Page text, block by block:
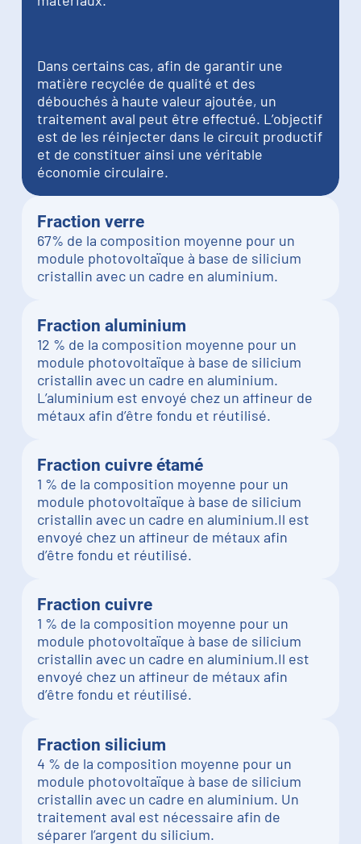
Dans certains cas, afin de garantir une
matière recyclée de qualité et des
débouchés à haute valeur ajoutée, un
traitement aval peut être effectué. L’objectif
est de les réinjecter dans le circuit productif
et de constituer ainsi une véritable
économie circulaire.
Fraction verre
67% de la composition moyenne pour un
module photovoltaïque à base de silicium
cristallin avec un cadre en aluminium.
Fraction aluminium
12 % de la composition moyenne pour un
module photovoltaïque à base de silicium
cristallin avec un cadre en aluminium.
L’aluminium est envoyé chez un affineur de
métaux afin d’être fondu et réutilisé.
Fraction cuivre étamé
1 % de la composition moyenne pour un
module photovoltaïque à base de silicium
cristallin avec un cadre en aluminium.Il est
envoyé chez un affineur de métaux afin
d’être fondu et réutilisé.
Fraction cuivre
1 % de la composition moyenne pour un
module photovoltaïque à base de silicium
cristallin avec un cadre en aluminium.Il est
envoyé chez un affineur de métaux afin
d’être fondu et réutilisé.
Fraction silicium
4 % de la composition moyenne pour un
module photovoltaïque à base de silicium
cristallin avec un cadre en aluminium. Un
traitement aval est nécessaire afin de
séparer l’argent du silicium.